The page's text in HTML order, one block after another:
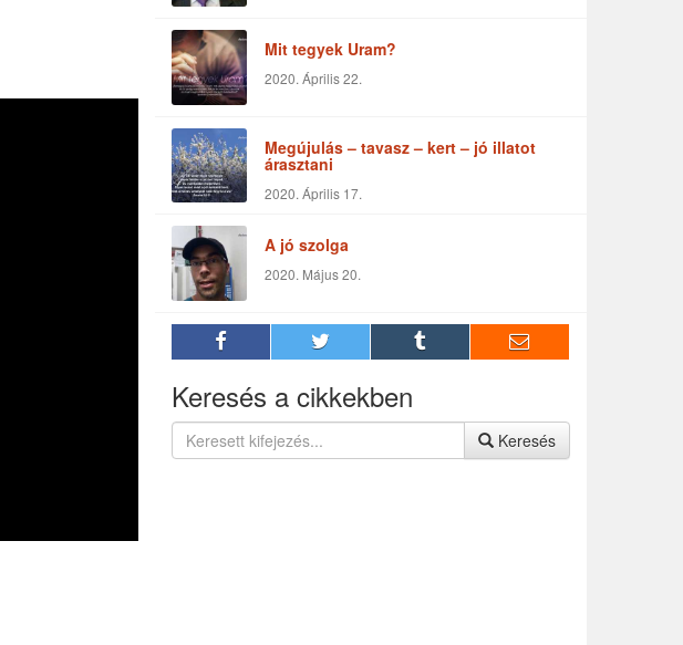
Mit tegyek Uram?
2020. Április 22.
Megújulás – tavasz – kert – jó illatot
árasztani
2020. Április 17.
A jó szolga
2020. Május 20.
Keresés a cikkekben
Keresés